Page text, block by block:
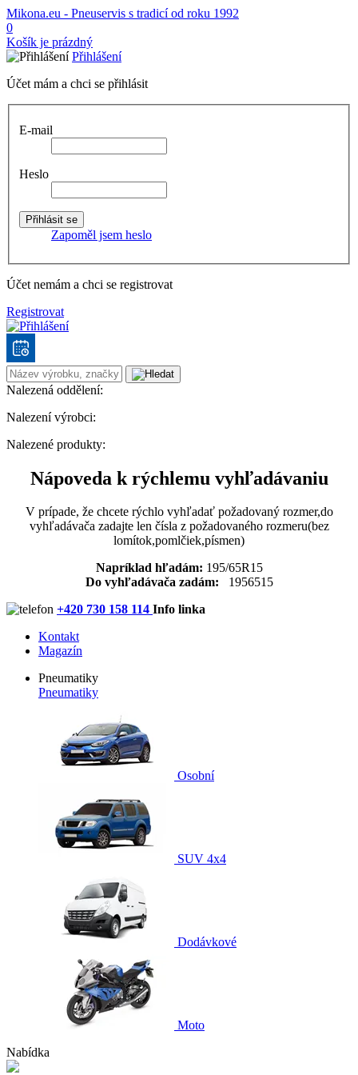
Mikona.eu - Pneuservis s tradicí od roku 1992
0
Košík je prázdný
Přihlášení
Účet mám a chci se přihlásit
E-mail
Heslo
Zapoměl jsem heslo
Účet nemám a chci se registrovat
Registrovat
Nalezená oddělení:
Nalezení výrobci:
Nalezené produkty:
Nápoveda k rýchlemu vyhľadávaniu
V prípade, že chcete rýchlo vyhľadať požadovaný rozmer,do
vyhľadávača zadajte len čísla z požadovaného rozmeru(bez
lomítok,pomlčiek,písmen)
Napríklad hľadám: 195/65R15
Do vyhľadávača zadám: 1956515
+420 730 158 114 Info linka
Kontakt
Magazín
Pneumatiky
Pneumatiky
Osobní
SUV 4x4
Dodávkové
Moto
Nabídka